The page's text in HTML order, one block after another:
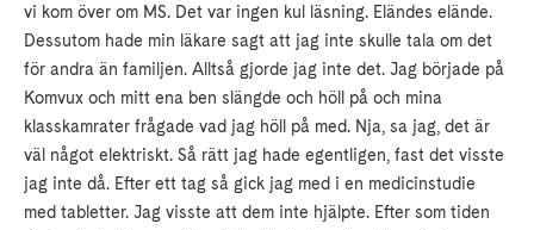
vi kom över om MS. Det var ingen kul läsning. Eländes elände.
Dessutom hade min läkare sagt att jag inte skulle tala om det
för andra än familjen. Alltså gjorde jag inte det. Jag började på
Komvux och mitt ena ben slängde och höll på och mina
klasskamrater frågade vad jag höll på med. Nja, sa jag, det är
väl något elektriskt. Så rätt jag hade egentligen, fast det visste
jag inte då. Efter ett tag så gick jag med i en medicinstudie
med tabletter. Jag visste att dem inte hjälpte. Efter som tiden